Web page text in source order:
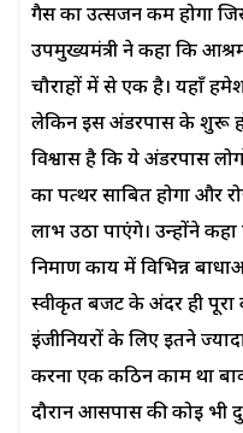
गैस का उत्सर्जन कम होगा
उपमुख्यमंत्री ने कहा कि
चौराहों में से एक है। यहाँ
लेकिन इस अंडरपास के शुरू
विश्वास है कि ये अंडरपास
का पत्थर साबित होगा और
लाभ उठा पाएंगे। उन्होंने
निर्माण कार्य में विभिन्न
स्वीकृत बजट के अंदर ही पूरा
इंजीनियरों के लिए इतने
करना एक कठिन काम था
दौरान आसपास की कोई भी